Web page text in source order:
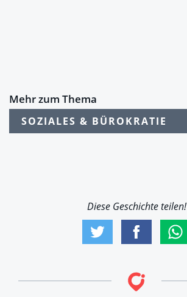
Mehr zum Thema
SOZIALES & BÜROKRATIE
Diese Geschichte teilen!